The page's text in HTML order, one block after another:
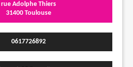
rue Adolphe Thiers
31400 Toulouse
0617726892